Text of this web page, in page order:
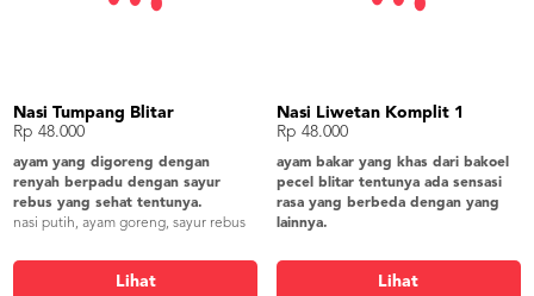
Nasi Tumpang Blitar
Rp 48.000
ayam yang digoreng dengan
renyah berpadu dengan sayur
rebus yang sehat tentunya.
nasi putih, ayam goreng, sayur rebus
telur rebus, ikan asin, kerupuk gendar
Lihat
Nasi Liwetan Komplit 1
Rp 48.000
ayam bakar yang khas dari bakoel
pecel blitar tentunya ada sensasi
rasa yang berbeda dengan yang
lainnya.
singkong, tahu bacem, tempe bacem,
bakwan jagung, lalapan, sambel,
Lihat